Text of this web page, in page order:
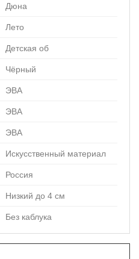
Дюна
Лето
Детская об
Чёрный
ЭВА
ЭВА
ЭВА
Искусственный материал
Россия
Низкий до 4 см
Без каблука